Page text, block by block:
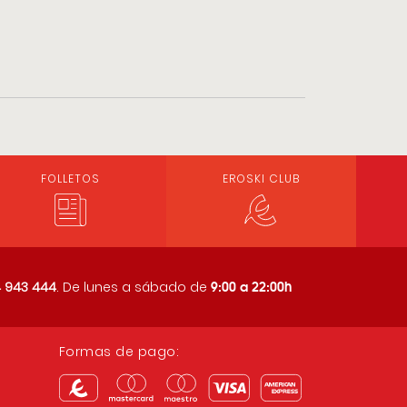
FOLLETOS EROSKI CLUB
943 444. De lunes a sábado de 9:00 a 22:00h
Formas de pago: